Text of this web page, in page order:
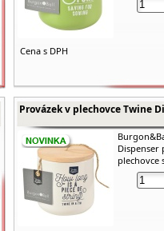
Cena s DPH
Provázek v plechovce Twine
Dispenser
plechovce